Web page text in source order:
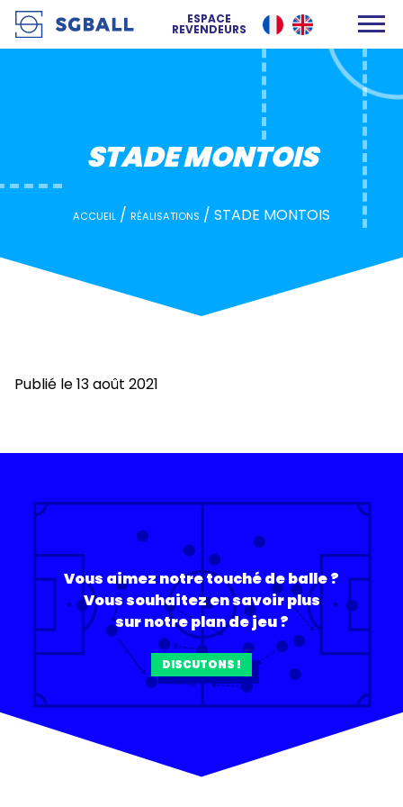
ESPACE
REVENDEURS
STADE MONTOIS
STADE MONTOIS
ACCUEIL / RÉALISATIONS / STADE MONTOIS
Publié le 13 août 2021
Vous aimez notre touché de balle ?
Vous souhaitez en savoir plus
sur notre plan de jeu ?
DISCUTONS !